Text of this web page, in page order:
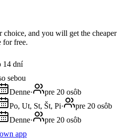
and you will get the cheaper
for free.
14 dní
sebou
Denne·
pre 20 osôb
Po, Ut, St, Št, Pi·
pre 20 osôb
Denne·
pre 20 osôb
app